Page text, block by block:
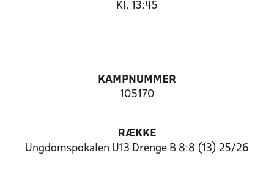
Kl. 13:45
KAMPNUMMER
105170
RÆKKE
Ungdomspokalen U13 Drenge B 8:8 (13) 25/26